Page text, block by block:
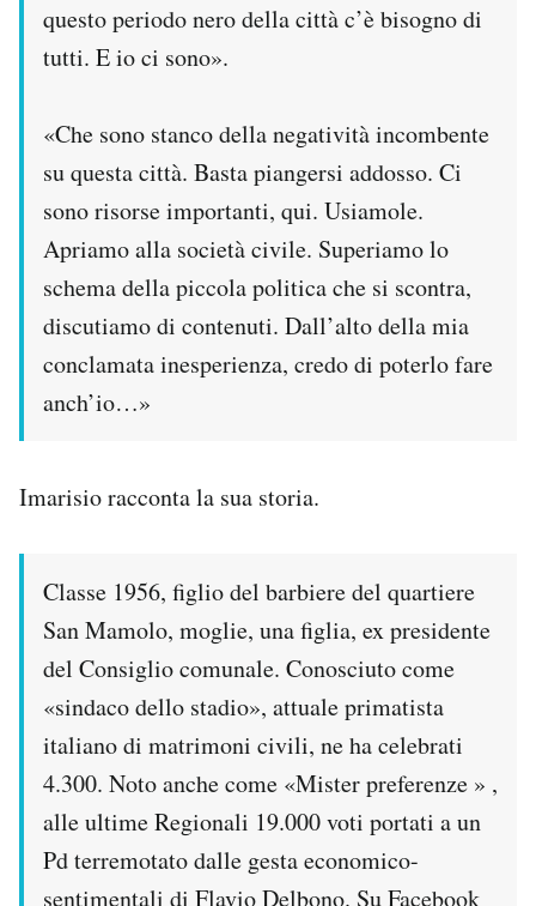
questo periodo nero della città c’è bisogno di
tutti. E io ci sono».
«Che sono stanco della negatività incombente
su questa città. Basta piangersi addosso. Ci
sono risorse importanti, qui. Usiamole.
Apriamo alla società civile. Superiamo lo
schema della piccola politica che si scontra,
discutiamo di contenuti. Dall’alto della mia
conclamata inesperienza, credo di poterlo fare
anch’io…»
Imarisio racconta la sua storia.
Classe 1956, figlio del barbiere del quartiere
San Mamolo, moglie, una figlia, ex presidente
del Consiglio comunale. Conosciuto come
«sindaco dello stadio», attuale primatista
italiano di matrimoni civili, ne ha celebrati
4.300. Noto anche come «Mister preferenze » ,
alle ultime Regionali 19.000 voti portati a un
Pd terremotato dalle gesta economico-
sentimentali di Flavio Delbono. Su Facebook